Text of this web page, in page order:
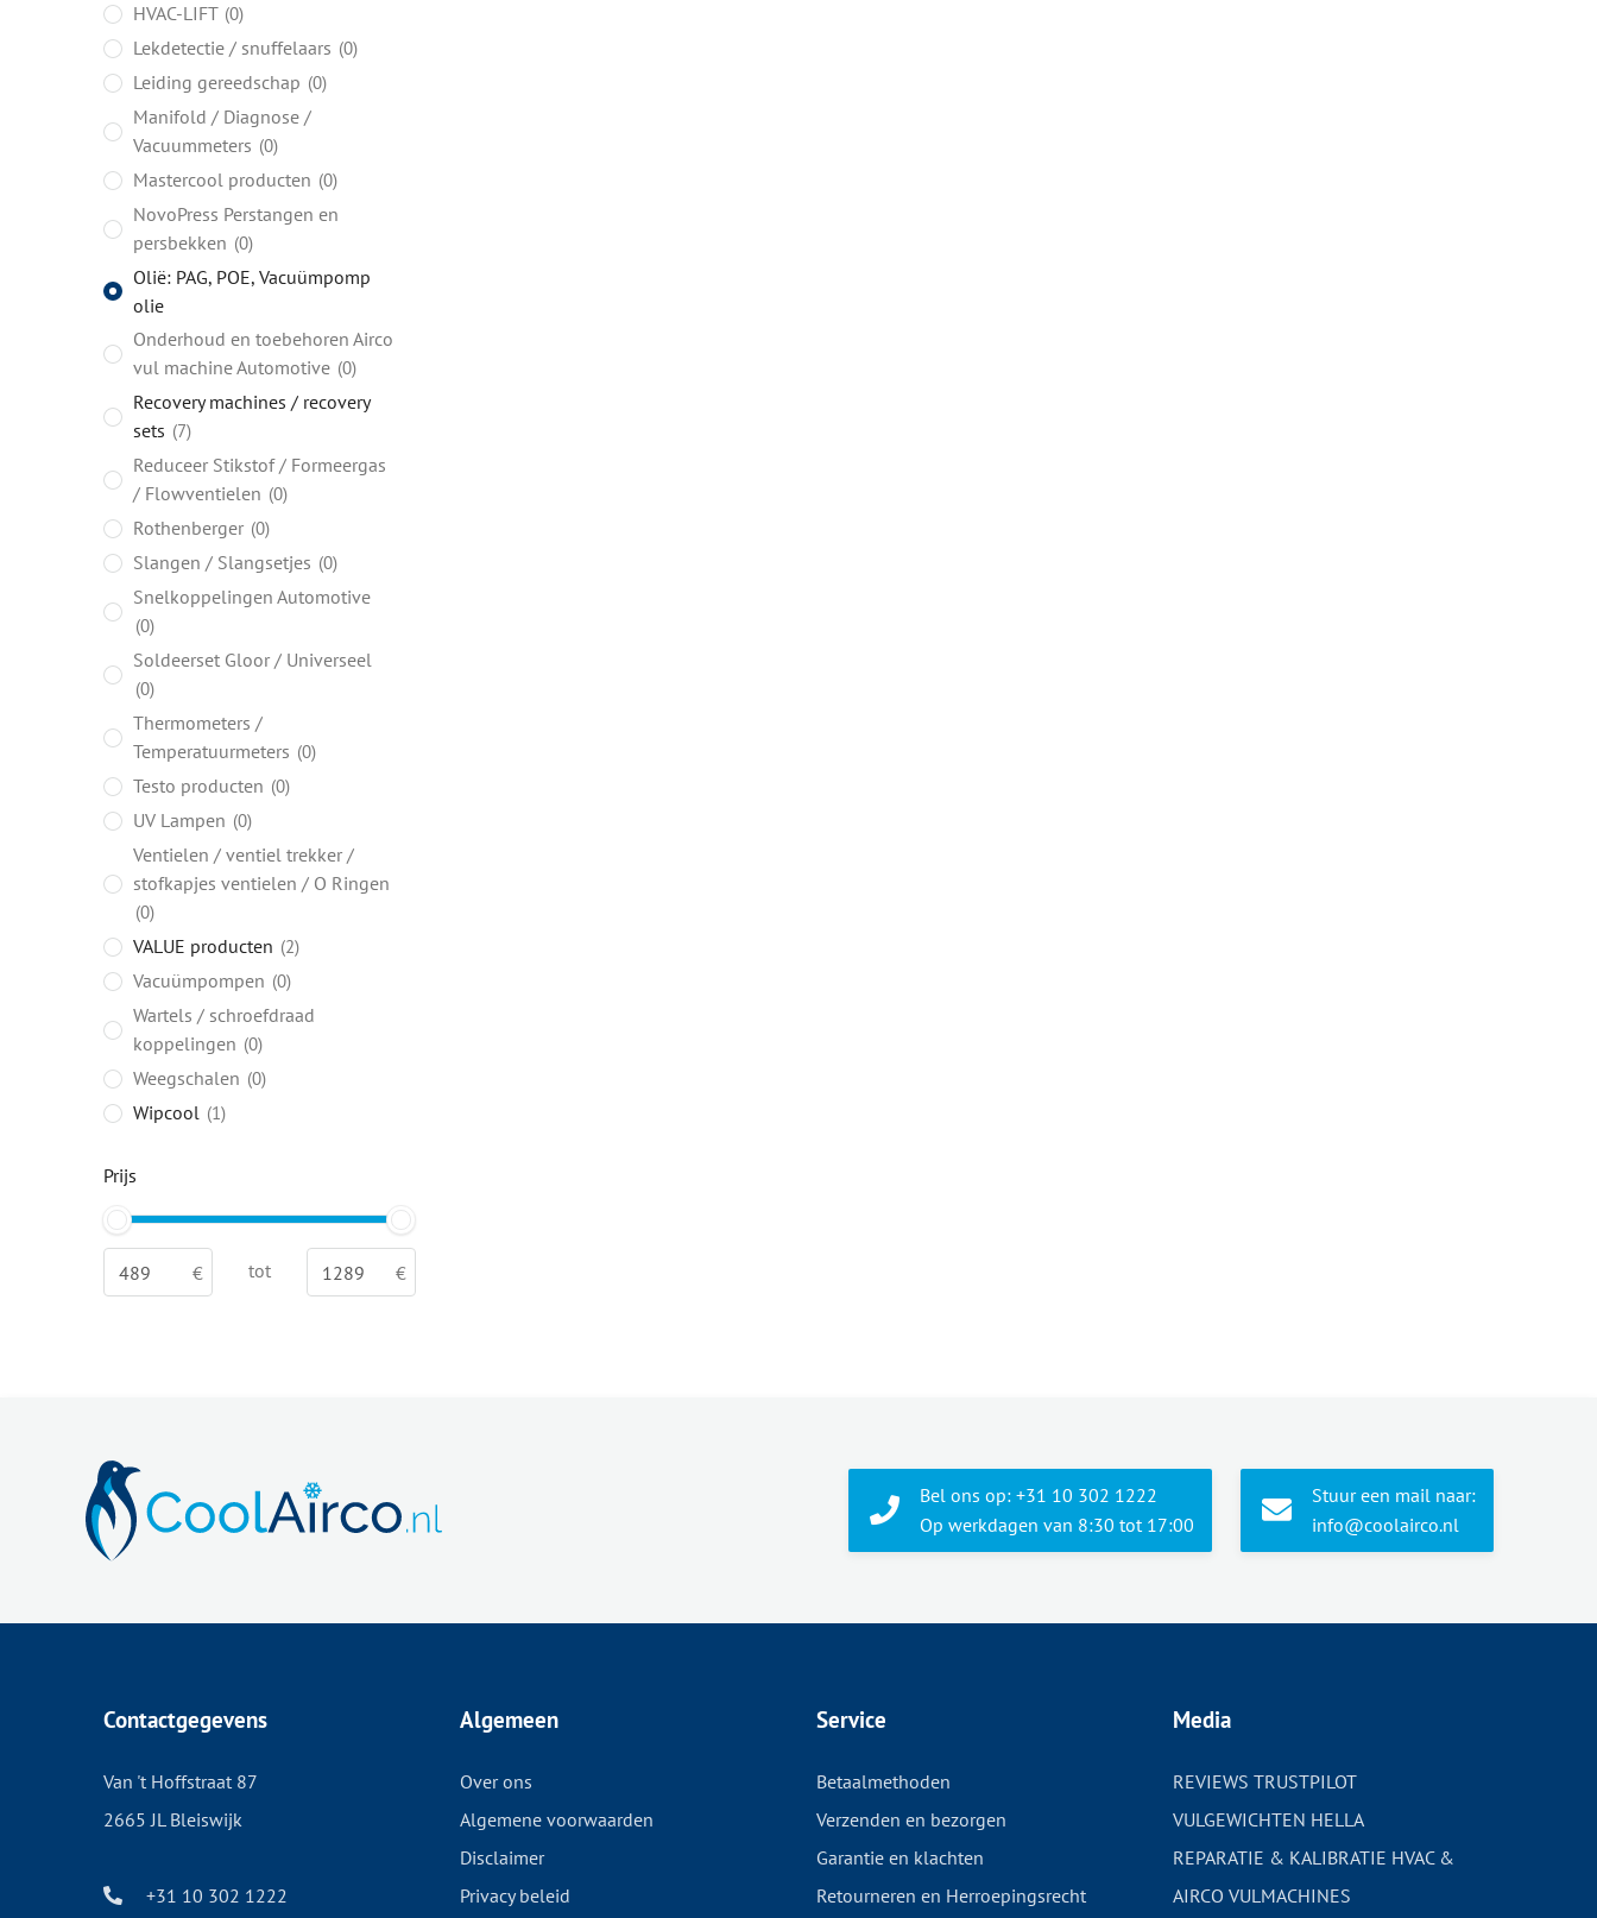
HVAC-LIFT 0
Lekdetectie / snuffelaars 0
Leiding gereedschap 0
Manifold / Diagnose /
Vacuummeters 0
Mastercool producten 0
NovoPress Perstangen en
persbekken 0
Olië: PAG, POE, Vacuümpomp
olie
Onderhoud en toebehoren Airco
vul machine Automotive 0
Recovery machines / recovery
sets
7
Reduceer Stikstof / Formeergas
/ Flowventielen 0
Rothenberger 0
Slangen / Slangsetjes 0
Snelkoppelingen Automotive
0
Soldeerset Gloor / Universeel
0
Thermometers /
Temperatuurmeters 0
Testo producten 0
UV Lampen 0
Ventielen / ventiel trekker /
stofkapjes ventielen / O Ringen
0
VALUE producten 2
Vacuümpompen 0
Wartels / schroefdraad
koppelingen 0
Weegschalen 0
Wipcool 1
Prijs
tot
Bel ons op: +31 10 302 1222
Op werkdagen van 8:30 tot 17:00
Stuur een mail naar:
info@coolairco.nl
Contactgegevens
Van 't Hoffstraat 87
2665 JL Bleiswijk
+31 10 302 1222
Algemeen
Over ons
Algemene voorwaarden
Disclaimer
Privacy beleid
Service
Betaalmethoden
Verzenden en bezorgen
Garantie en klachten
Retourneren en Herroepingsrecht
Media
REVIEWS TRUSTPILOT
VULGEWICHTEN HELLA
REPARATIE & KALIBRATIE HVAC &
AIRCO VULMACHINES